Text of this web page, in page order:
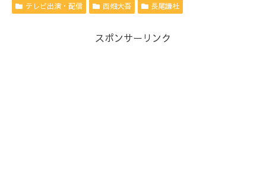
テレビ出演・配信 西畑大吾 長尾謙杜
スポンサーリンク